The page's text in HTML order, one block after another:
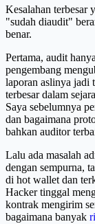
Kesalahan terbesar
"sudah diaudit"
benar.
Pertama, audit
pengembang
laporan aslinya jadi
terbesar dalam
Saya sebelumnya
dan bagaimana
bahkan auditor
Lalu ada masalah
dengan sempurna,
di hot wallet dan
Hacker tinggal
kontrak mengirim
bagaimana banyak